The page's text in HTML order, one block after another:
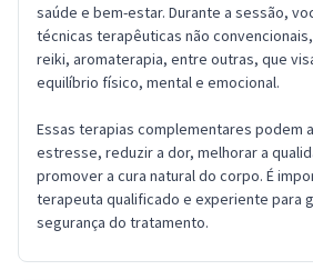
saúde e bem-estar. Durante a sessão,
técnicas terapêuticas não
reiki, aromaterapia, entre outras, que
equilíbrio físico, mental e emocional.
Essas terapias complementares podem
estresse, reduzir a dor, melhorar a
promover a cura natural do corpo. É
terapeuta qualificado e experiente para
segurança do tratamento.